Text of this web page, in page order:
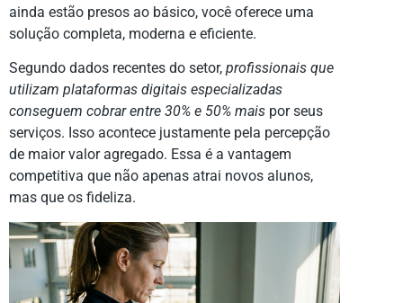
ainda estão presos ao básico, você oferece uma
solução completa, moderna e eficiente.
Segundo dados recentes do setor, profissionais que
utilizam plataformas digitais especializadas
conseguem cobrar entre 30% e 50% mais por seus
serviços. Isso acontece justamente pela percepção
de maior valor agregado. Essa é a vantagem
competitiva que não apenas atrai novos alunos,
mas que os fideliza.